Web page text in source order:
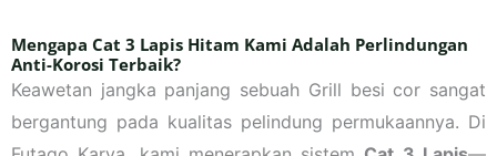
Mengapa Cat 3 Lapis Hitam Kami Adalah Perlindungan
Anti-Korosi Terbaik?
Keawetan jangka panjang sebuah Grill besi cor sangat
bergantung pada kualitas pelindung permukaannya. Di